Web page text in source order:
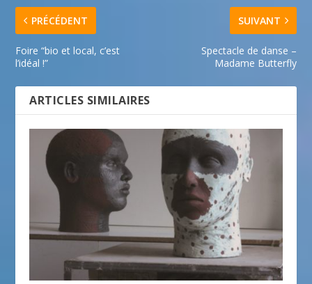
PRÉCÉDENT
Foire “bio et local, c’est
l’idéal !”
SUIVANT
Spectacle de danse –
Madame Butterfly
ARTICLES SIMILAIRES